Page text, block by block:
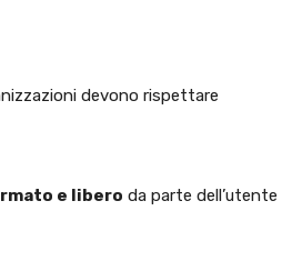
devono rispettare
e libero da parte dell’utente